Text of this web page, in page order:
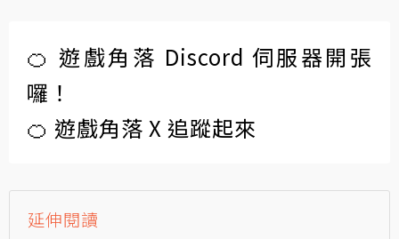
🍊 遊戲角落 Discord 伺服器開張
囉！
🍊 遊戲角落 X 追蹤起來
延伸閱讀